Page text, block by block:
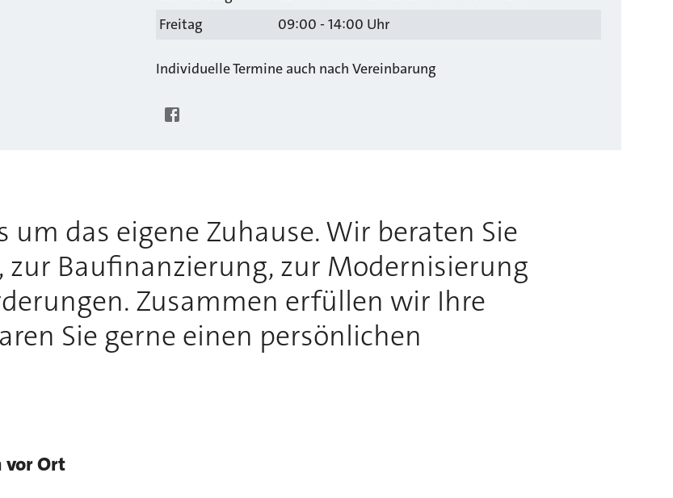
Freitag
09:00 - 14:00 Uhr
Individuelle Termine auch nach Vereinbarung
um das eigene Zuhause. Wir beraten Sie
zur Baufinanzierung, zur Modernisierung
Zusammen erfüllen wir Ihre
Sie gerne einen persönlichen
vor Ort